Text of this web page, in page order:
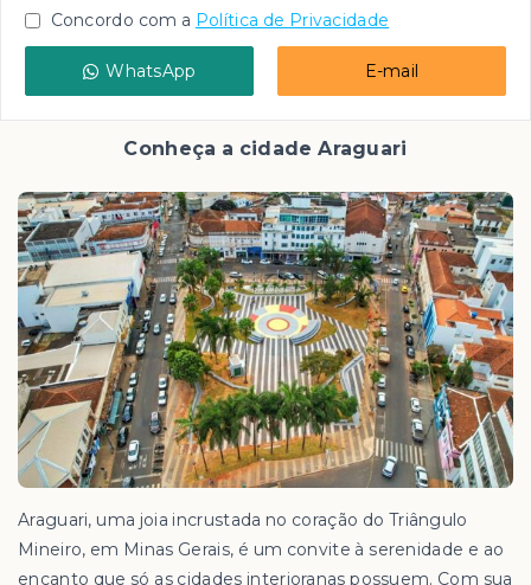
Concordo com a Política de Privacidade
WhatsApp E-mail
Conheça a cidade Araguari
Araguari, uma joia incrustada no coração do Triângulo
Mineiro, em Minas Gerais, é um convite à serenidade e ao
encanto que só as cidades interioranas possuem. Com sua